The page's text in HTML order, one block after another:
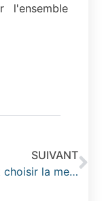
l'ensemble
SUIVANT
Comment choisir la meilleure école de commerce en alternance